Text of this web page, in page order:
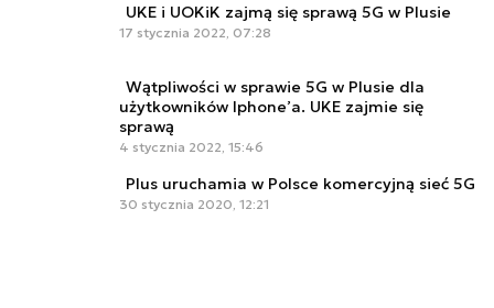
UKE i UOKiK zajmą się sprawą 5G w Plusie
17 stycznia 2022, 07:28
Wątpliwości w sprawie 5G w Plusie dla
użytkowników Iphone’a. UKE zajmie się
sprawą
4 stycznia 2022, 15:46
Plus uruchamia w Polsce komercyjną sieć 5G
30 stycznia 2020, 12:21